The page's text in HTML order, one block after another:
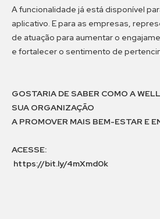
A funcionalidade já está disponível
aplicativo. E para as empresas,
de atuação para aumentar o
e fortalecer o sentimento de
GOSTARIA DE SABER COMO A
SUA ORGANIZAÇÃO
A PROMOVER MAIS BEM-ESTAR E
ACESSE:
https://bit.ly/4mXmd0k